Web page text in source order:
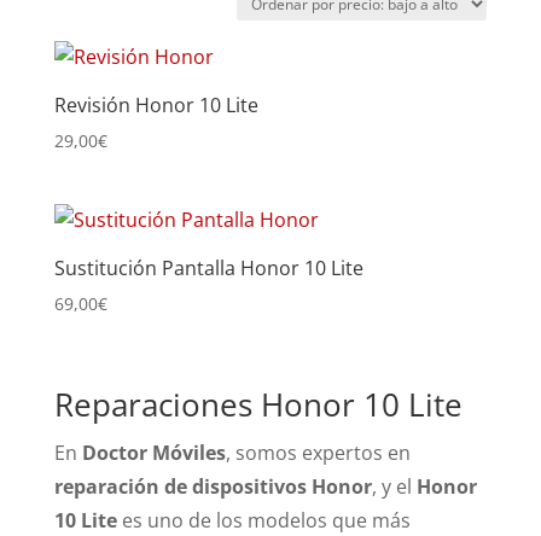
precio:
Revisión Honor 10 Lite
29,00€
Sustitución Pantalla Honor 10 Lite
69,00€
Reparaciones Honor 10 Lite
En Doctor Móviles, somos expertos en
reparación de dispositivos Honor, y el Honor
10 Litees uno de los modelos que más